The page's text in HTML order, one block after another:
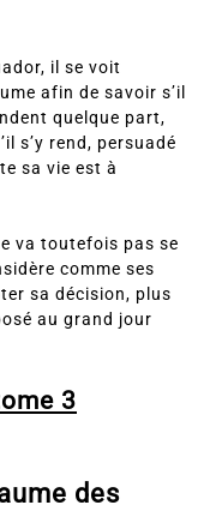
il se voit
afin de savoir s’il
quelque part,
s’y rend, persuadé
sa vie est à
va toutefois pas se
comme ses
sa décision, plus
au grand jour
3
des